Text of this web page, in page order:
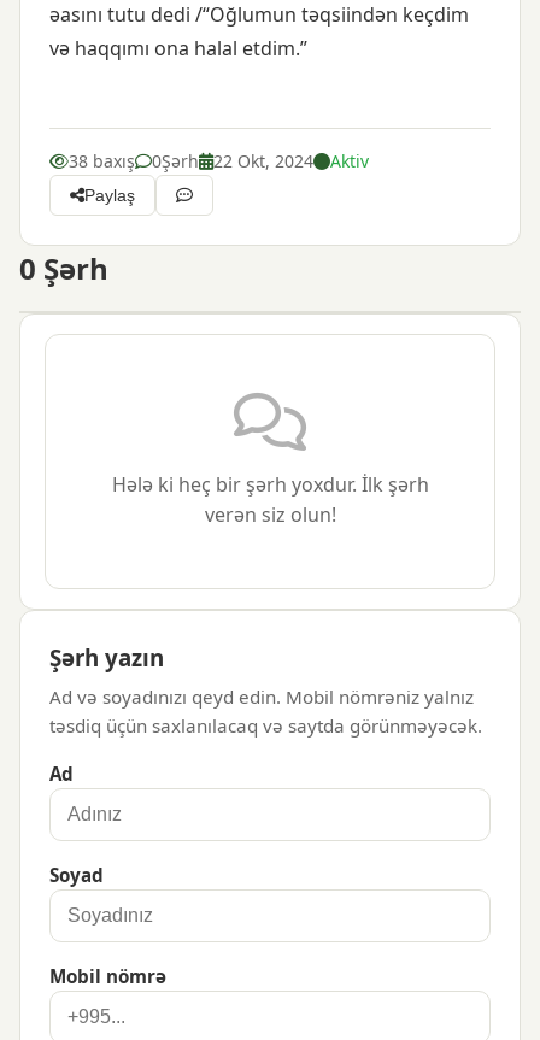
əasını tutu dedi /“Oğlumun təqsiindən keçdim
və haqqımı ona halal etdim.”
38 baxış 0Şərh 22 Okt, 2024 Aktiv
Paylaş
0 Şərh
Hələ ki heç bir şərh yoxdur. İlk şərh
verən siz olun!
Şərh yazın
Ad və soyadınızı qeyd edin. Mobil nömrəniz yalnız
təsdiq üçün saxlanılacaq və saytda görünməyəcək.
Ad
Soyad
Mobil nömrə